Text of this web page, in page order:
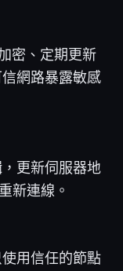
密、定期更新
網路暴露敏感
更新伺服器地
新連線。
用信任的節點